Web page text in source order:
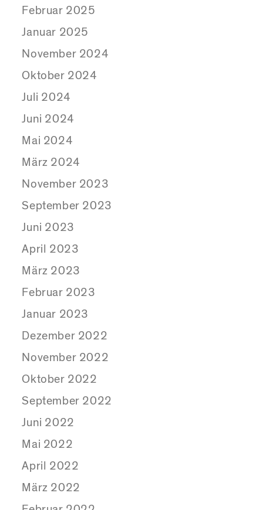
Februar 2025
Januar 2025
November 2024
Oktober 2024
Juli 2024
Juni 2024
Mai 2024
März 2024
November 2023
September 2023
Juni 2023
April 2023
März 2023
Februar 2023
Januar 2023
Dezember 2022
November 2022
Oktober 2022
September 2022
Juni 2022
Mai 2022
April 2022
März 2022